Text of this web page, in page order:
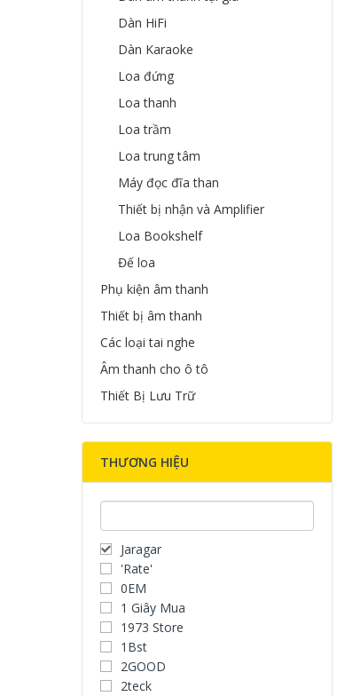
Dàn HiFi
Dàn Karaoke
Loa đứng
Loa thanh
Loa trầm
Loa trung tâm
Máy đọc đĩa than
Thiết bị nhận và Amplifier
Loa Bookshelf
Đế loa
Phụ kiện âm thanh
Thiết bị âm thanh
Các loại tai nghe
Âm thanh cho ô tô
Thiết Bị Lưu Trữ
THƯƠNG HIỆU
Jaragar
'Rate'
0EM
1 Giây Mua
1973 Store
1Bst
2GOOD
2teck